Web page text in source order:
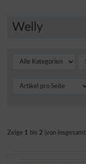
Welly
Zeige 1 bis 2 (von insgesamt